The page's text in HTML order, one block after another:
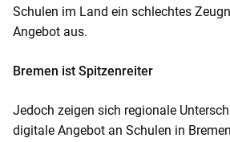
Schulen im Land ein schlechtes
Angebot aus.
Bremen ist Spitzenreiter
Jedoch zeigen sich regionale
digitale Angebot an Schulen in